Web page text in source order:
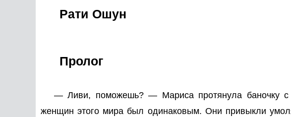
Рати Ошун
Пролог
— Ливи, поможешь? — Мариса протянула баночку с
женщин этого мира был одинаковым. Они привыкли